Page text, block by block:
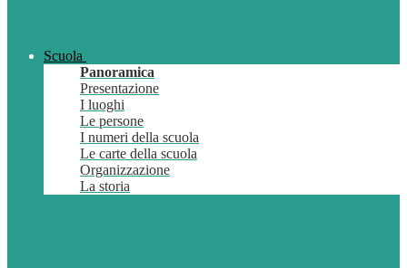
Scuola
Panoramica
Presentazione
I luoghi
Le persone
I numeri della scuola
Le carte della scuola
Organizzazione
La storia